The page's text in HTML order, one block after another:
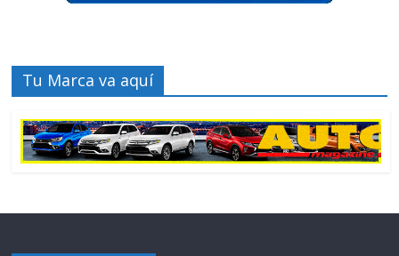
Tu Marca va aquí